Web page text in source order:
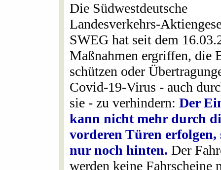
Die Südwestdeutsche
Landesverkehrs-
SWEG hat seit dem
Maßnahmen ergriffen, die
schützen oder
Covid-19-Virus - auch
sie - zu verhindern: Der
kann nicht mehr durch
vorderen Türen erfolgen,
nur noch hinten. Der
werden keine